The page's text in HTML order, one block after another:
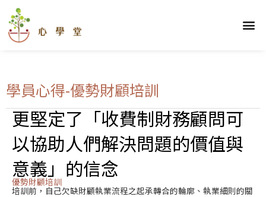
選
學員心得-優勢財顧培訓
更堅定了「收費制財務顧問可
以協助人們解決問題的價值與
意義」的信念
優勢財顧培訓
培訓前，自己欠缺財顧執業流程之起承轉合的輪廓、執業細則的關
頁
面
頁
面